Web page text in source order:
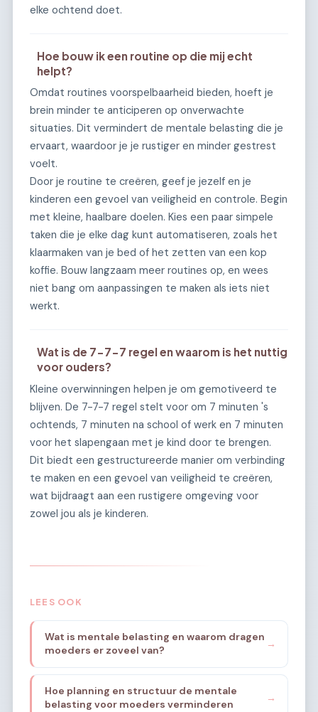
elke ochtend doet.
Hoe bouw ik een routine op die mij echt
helpt?
Omdat routines voorspelbaarheid bieden, hoeft je
brein minder te anticiperen op onverwachte
situaties. Dit vermindert de mentale belasting die je
ervaart, waardoor je je rustiger en minder gestrest
voelt.
Door je routine te creëren, geef je jezelf en je
kinderen een gevoel van veiligheid en controle. Begin
met kleine, haalbare doelen. Kies een paar simpele
taken die je elke dag kunt automatiseren, zoals het
klaarmaken van je bed of het zetten van een kop
koffie. Bouw langzaam meer routines op, en wees
niet bang om aanpassingen te maken als iets niet
werkt.
Wat is de 7-7-7 regel en waarom is het nuttig
voor ouders?
Kleine overwinningen helpen je om gemotiveerd te
blijven. De 7-7-7 regel stelt voor om 7 minuten 's
ochtends, 7 minuten na school of werk en 7 minuten
voor het slapengaan met je kind door te brengen.
Dit biedt een gestructureerde manier om verbinding
te maken en een gevoel van veiligheid te creëren,
wat bijdraagt aan een rustigere omgeving voor
zowel jou als je kinderen.
LEES OOK
Wat is mentale belasting en waarom dragen
moeders er zoveel van?
→
Hoe planning en structuur de mentale
belasting voor moeders verminderen
→